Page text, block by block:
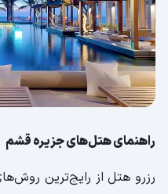
راهنمای هتل‌های جزیره قشم
رزرو هتل از رایج‌ترین